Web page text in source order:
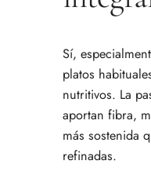
Sí,
platos
nutritivos. La
aportan fibra,
más sostenida
refinadas.